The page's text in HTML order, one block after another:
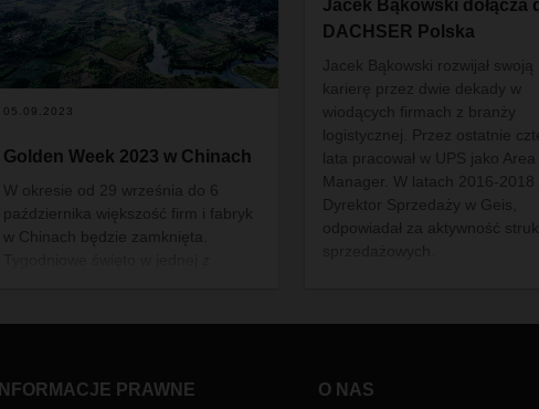
05.09.2023
Golden Week 2023 w Chinach
W okresie od 29 września do 6
października większość firm i fabryk
w Chinach będzie zamknięta.
łańcuch dostaw. Dlatego, aby
teraz.
Jacek Bąkowski dołącza
DACHSER Polska
Jacek Bąkowski rozwijał swoją
karierę przez dwie dekady w
wiodących firmach z branży
logistycznej. Przez ostatnie
lata pracował w UPS jako Area
Manager. W latach 2016-2018
Dyrektor Sprzedaży w Geis,
odpowiadał za aktywność
INFORMACJE PRAWNE O NAS